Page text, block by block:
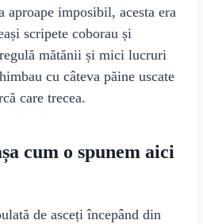
aproape imposibil, acesta era
scripete coborau și
mătănii și mici lucruri
cu câteva păine uscate
care trecea.
cum o spunem aici
de asceți începând din